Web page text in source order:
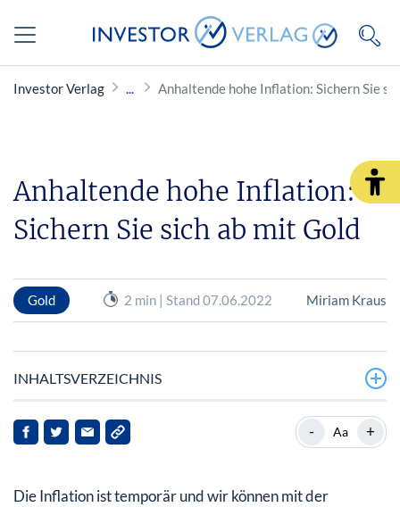
Investor Verlag Anhaltende hohe Inflation: Sichern Sie
Anhaltende hohe Inflation:
Sichern Sie sich ab mit Gold
Gold 2 min | Stand 07.06.2022 Miriam Kraus
INHALTSVERZEICHNIS
Die wachsende Inflation in Deutschland ist nicht
temporär
- Aa +
Die Inflation ist temporär und wir können mit der